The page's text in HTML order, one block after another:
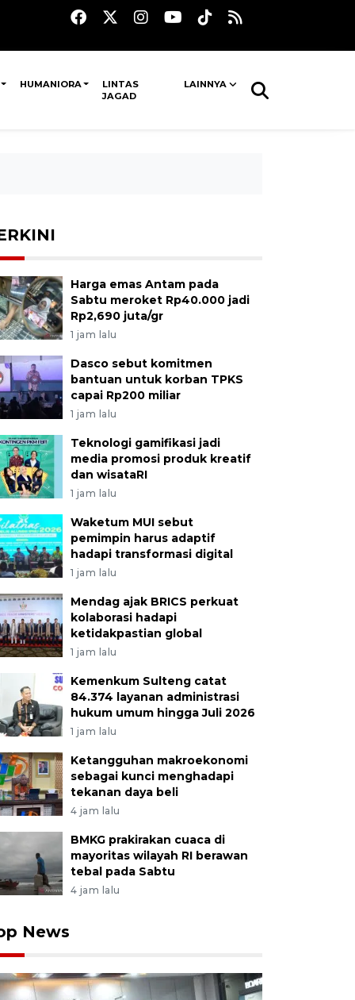
HUMANIORA
LINTAS
JAGAD
LAINNYA
Harga emas Antam pada
Sabtu meroket Rp40.000 jadi
Rp2,690 juta/gr
1 jam lalu
Dasco sebut komitmen
bantuan untuk korban TPKS
capai Rp200 miliar
1 jam lalu
Teknologi gamifikasi jadi
media promosi produk kreatif
dan wisataRI
1 jam lalu
Waketum MUI sebut
pemimpin harus adaptif
hadapi transformasi digital
1 jam lalu
Mendag ajak BRICS perkuat
kolaborasi hadapi
ketidakpastian global
1 jam lalu
Kemenkum Sulteng catat
84.374 layanan administrasi
hukum umum hingga Juli 2026
1 jam lalu
Ketangguhan makroekonomi
sebagai kunci menghadapi
tekanan daya beli
4 jam lalu
BMKG prakirakan cuaca di
mayoritas wilayah RI berawan
tebal pada Sabtu
4 jam lalu
News